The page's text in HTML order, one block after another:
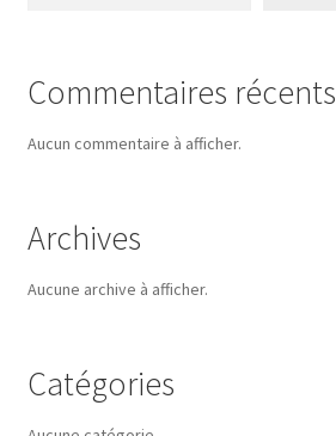
Commentaires récents
Aucun commentaire à afficher.
Archives
Aucune archive à afficher.
Catégories